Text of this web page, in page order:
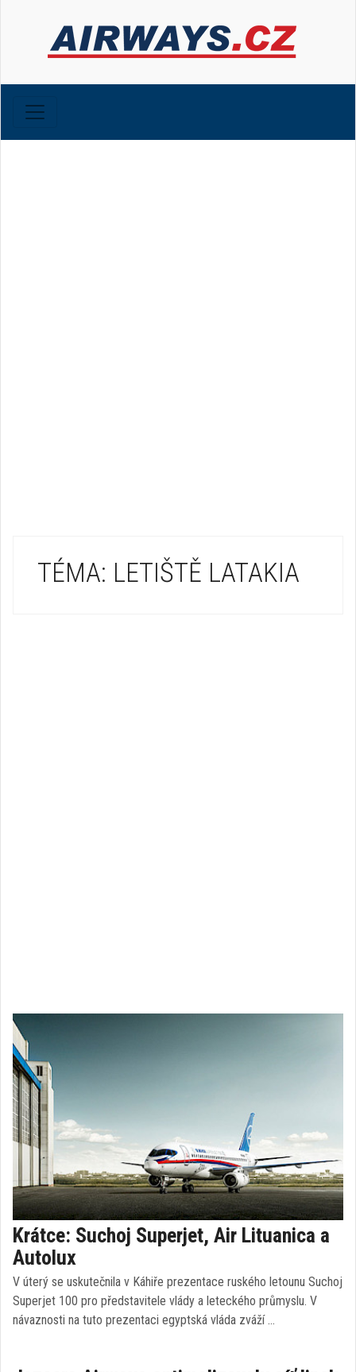
TÉMA: LETIŠTĚ LATAKIA
Krátce: Suchoj Superjet, Air Lituanica a
Autolux
V úterý se uskutečnila v Káhiře prezentace ruského letounu Suchoj
Superjet 100 pro představitele vlády a leteckého průmyslu. V
návaznosti na tuto prezentaci egyptská vláda zváží …